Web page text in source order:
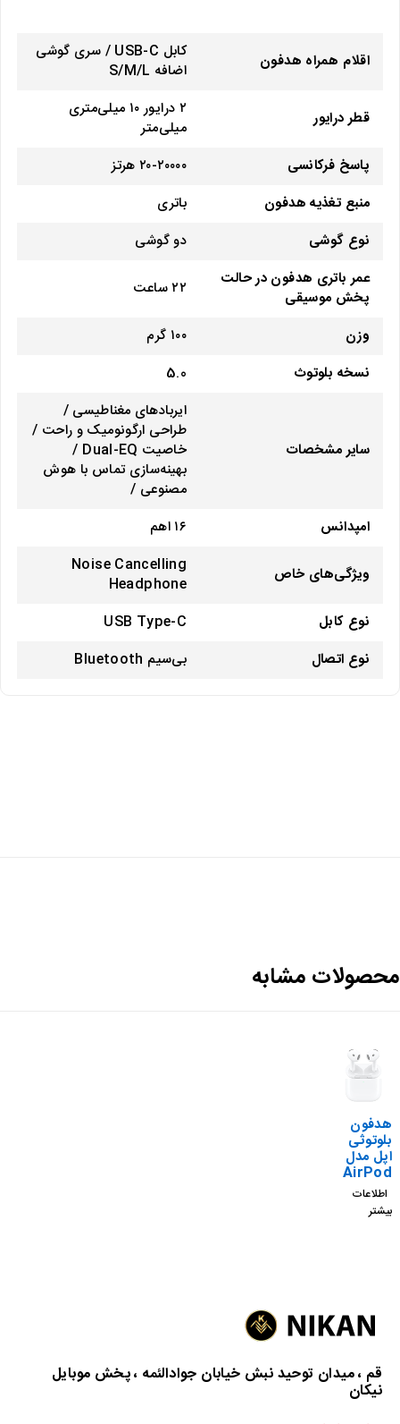
اقلام همراه هدفون
کابل USB-C / سری گوشی
اضافه S/M/L
قطر درایور
۲ درایور ۱۰ میلی‌متری
میلی‌متر
پاسخ فرکانسی
۲۰-۲۰۰۰۰ هرتز
منبع تغذیه هدفون
باتری
نوع گوشی
دو گوشی
عمر باتری هدفون در حالت
پخش موسیقی
۲۲ ساعت
وزن
۱۰۰ گرم
نسخه بلوتوث
5.0
سایر مشخصات
ایربادهای مغناطیسی /
طراحی ارگونومیک و راحت /
خاصیت Dual-EQ /
بهینه‌سازی تماس با هوش
مصنوعی /
امپدانس
۱۶ اهم
ویژگی‌های خاص
Noise Cancelling
Headphone
نوع کابل
USB Type-C
نوع اتصال
بی‌سیم Bluetooth
محصولات مشابه
هدفون
بلوتوثی
اپل مدل
AirPod
s 4 ANC
MXP93
ZA/A
(نسخه
دارای نویز
اصلی با
18 ماه
گارانتی
اطلاعات
بیشتر
قم ، میدان توحید نبش خیابان جوادالئمه ، پخش موبایل
نیکان